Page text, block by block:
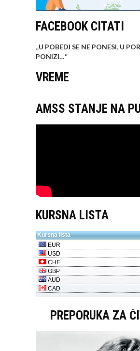
FACEBOOK CITATI
„U POBEDI SE NE PONESI, U
PONIZI…“
VREME
AMSS STANJE NA
KURSNA LISTA
PREPORUKA ZA